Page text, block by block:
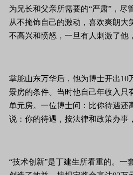
为兄长和父亲所需要的“严肃”，尽
从不掩饰自己的激动，喜欢爽朗大
不高兴和愤怒，一旦有人刺激了他
掌舵山东万华后，他为博士开出10
景房的条件。当时他自己年收入只
单元房。一位博士问：比你待遇还
说：你的待遇，按法律和政策办事
“技术创新”是丁建生所看重的。一